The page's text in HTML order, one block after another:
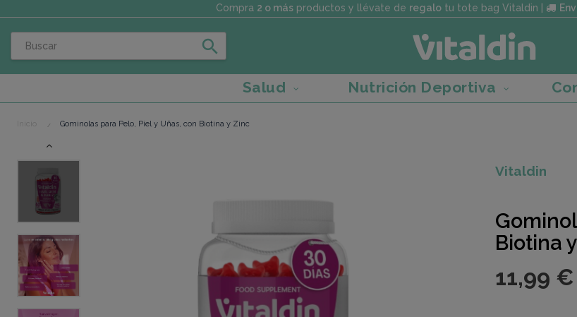
Compra 2 o másproductos y llévate de regalotu tote bag Vitaldin |
search
Salud Nutrición Deportiva
Gominolas para Pelo, Piel y Uñas, con Biotina y Zinc
Vitaldin
Biotina
11,99 €